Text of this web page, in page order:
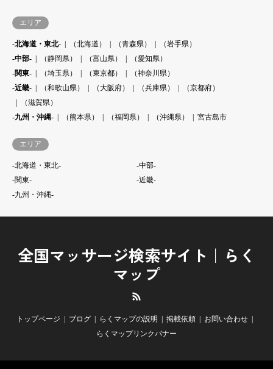
エリア
-北海道・東北- （北海道） （青森県）
（岩手県）
-中部-
（静岡県） （富山県）
（愛知県）
-関東-
（埼玉県） （東京都）
（神奈川県）
-近畿-
（和歌山県） （大阪府） （兵庫県）
（京都府）
（滋賀県）
-九州・沖縄-
（熊本県） （福岡県） （沖縄県） 宮古島市
エリア
-北海道・東北-
-中部-
-関東-
-近畿-
-九州・沖縄-
全国マッサージ検索サイト｜らく
マップ
トップページ ブログ らくマップの説明 掲載依頼
お問い合わせ
らくマップリンクバナー